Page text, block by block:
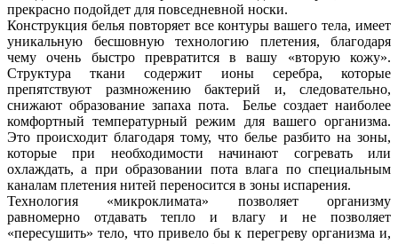
прекрасно подойдет для повседневной носки.
Конструкция белья повторяет все контуры вашего тела, имеет
уникальную бесшовную технологию плетения, благодаря
чему очень быстро превратится в вашу «вторую кожу».
Структура ткани содержит ионы серебра, которые
препятствуют размножению бактерий и, следовательно,
снижают образование запаха пота. Белье создает наиболее
комфортный температурный режим для вашего организма.
Это происходит благодаря тому, что белье разбито на зоны,
которые при необходимости начинают согревать или
охлаждать, а при образовании пота влага по специальным
каналам плетения нитей переносится в зоны испарения.
Технология «микроклимата» позволяет организму
равномерно отдавать тепло и влагу и не позволяет
«пересушить» тело, что привело бы к перегреву организма и,